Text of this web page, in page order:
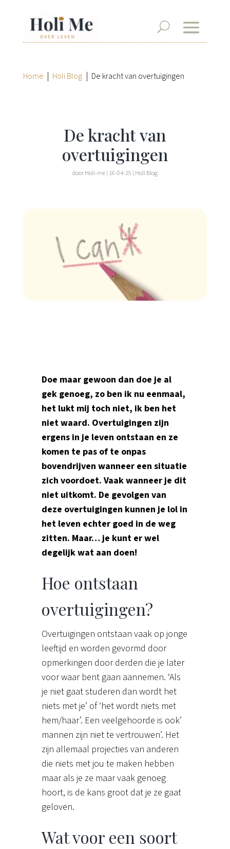
Home | Holi Blog | De kracht van overtuigingen
De kracht van
overtuigingen
doorHoli-me| 16-04-25 | Holi Blog
Doe maar gewoon dan doe je al
gek genoeg, zo ben ik nu eenmaal,
het lukt mij toch niet, ik ben het
niet waard. Overtuigingen zijn
ergens in je leven ontstaan en ze
komen te pas of te onpas
bovendrijven wanneer een situatie
zich voordoet. Vaak wanneer je dit
niet uitkomt. De gevolgen van
deze overtuigingen kunnen je lol in
het leven echter goed in de weg
zitten. Maar… je kunt er wel
degelijk wat aan doen!
Hoe ontstaan
overtuigingen?
Overtuigingen ontstaan vaak op jonge
leeftijd en worden gevormd door
opmerkingen door derden die je later
voor waar bent gaan aannemen. ‘Als
je niet gaat studeren dan wordt het
niets met je’ of ‘het wordt niets met
hem/haar’. Een veelgehoorde is ook’
mannen zijn niet te vertrouwen’. Het
zijn allemaal projecties van anderen
die niets met jou te maken hebben
maar als je ze maar vaak genoeg
hoort, is de kans groot dat je ze gaat
geloven.
Wat voor een soort